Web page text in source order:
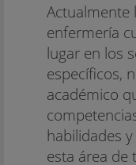
Actualmente
enfermería
lugar en los
específicos,
académico
habilidades
esta área de